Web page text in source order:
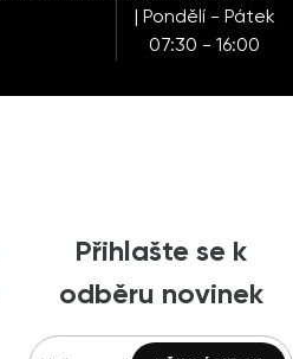
| Pondělí - Pátek
07:30 - 16:00
Přihlašte se k
odběru novinek